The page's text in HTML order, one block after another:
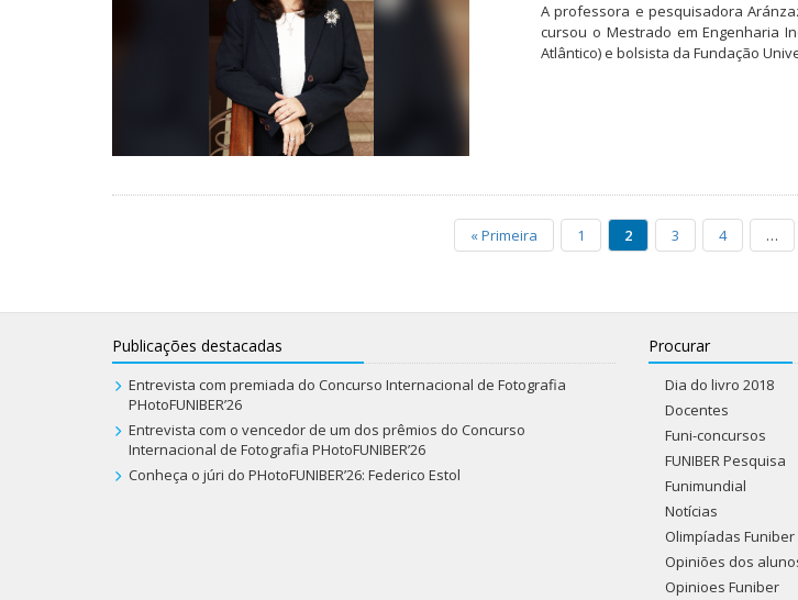
A professora e pesquisadora
cursou o Mestrado em Engenharia
Atlântico) e bolsista da Fundação
«Primeira 1 2 3 4 …
Publicações destacadas
Entrevista com premiada do Concurso Internacional de Fotografia
PHotoFUNIBER’26
Entrevista com o vencedor de um dos prêmios do Concurso
Internacional de Fotografia PHotoFUNIBER’26
Conheça o júri do PHotoFUNIBER’26: Federico Estol
Procurar
Dia do livro 2018
Docentes
Funi-concursos
FUNIBER Pesquisa
Funimundial
Notícias
Olimpíadas Funiber
Opiniões dos
Opinioes Funiber